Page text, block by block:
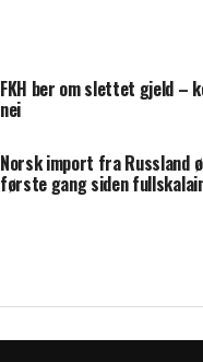
FKH ber om slettet gjeld –
nei
Norsk import fra Russland
første gang siden